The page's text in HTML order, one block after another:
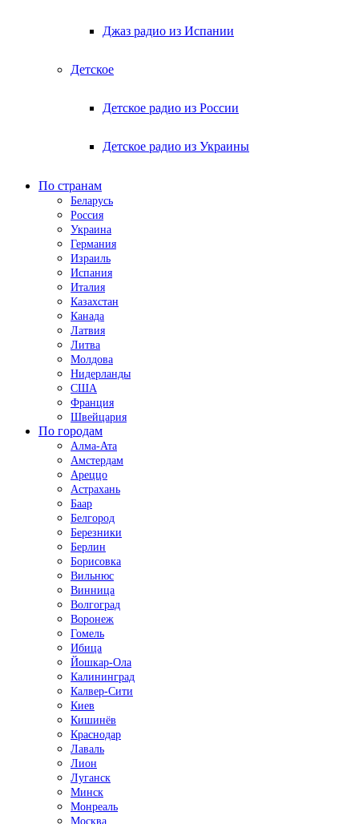
Джаз радио из Испании
Детское
Детское радио из России
Детское радио из Украины
По странам
Беларусь
Россия
Украина
Германия
Израиль
Испания
Италия
Казахстан
Канада
Латвия
Литва
Молдова
Нидерланды
США
Франция
Швейцария
По городам
Алма-Ата
Амстердам
Ареццо
Астрахань
Баар
Белгород
Березники
Берлин
Борисовка
Вильнюс
Винница
Волгоград
Воронеж
Гомель
Ибица
Йошкар-Ола
Калининград
Калвер-Сити
Киев
Кишинёв
Краснодар
Лаваль
Лион
Луганск
Минск
Монреаль
Москва